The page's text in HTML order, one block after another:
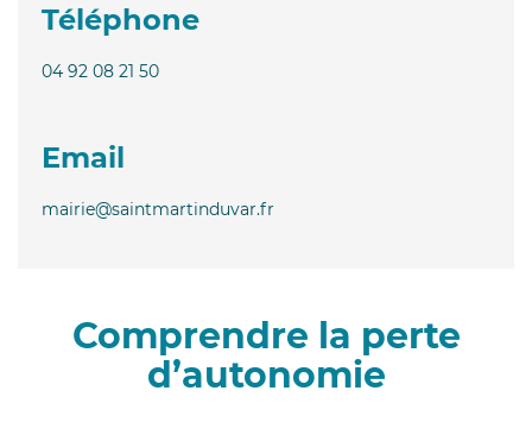
Téléphone
04 92 08 21 50
Email
mairie@saintmartinduvar.fr
Comprendre la perte
d’autonomie